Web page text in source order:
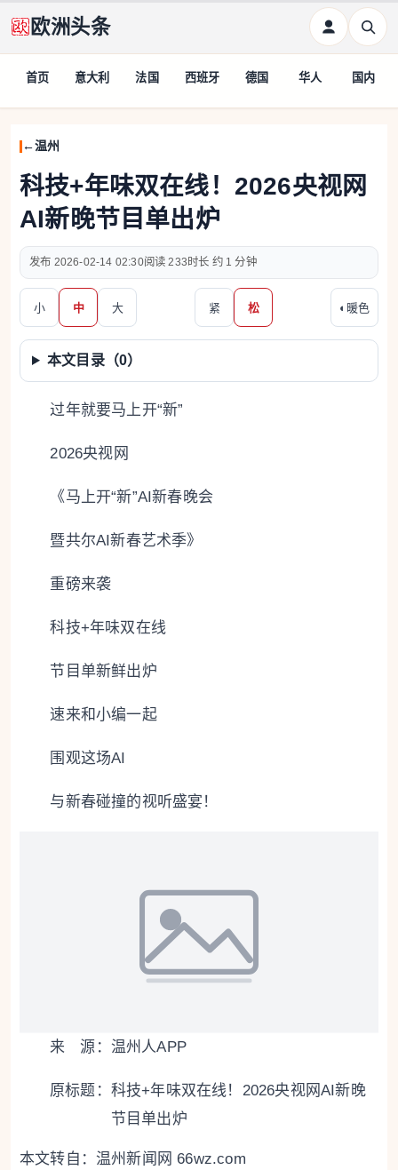
欧洲头条
首页 意大利 法国 西班牙 德国 华人 国内
温州
科技+年味双在线！2026央视网
AI新晚节目单出炉
2026-02-14 02:30 233 约 1 分钟
小 中 大 紧 松 ◐ 暖色
本文目录（0）
过年就要马上开“新”
2026央视网
《马上开“新”AI新春晚会
暨共尔AI新春艺术季》
重磅来袭
科技+年味双在线
节目单新鲜出炉
速来和小编一起
围观这场AI
与新春碰撞的视听盛宴！
来 源：温州人APP
原标题： 科技+年味双在线！2026央视网AI新晚
节目单出炉
本文转自： 温州新闻网 66wz.com